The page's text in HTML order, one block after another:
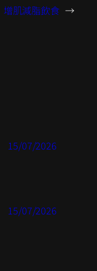
增肌減脂飲食 →
15/07/2026
15/07/2026